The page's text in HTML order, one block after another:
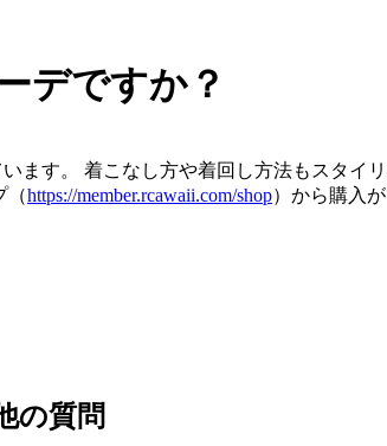
デですか？
ます。 着こなし方や着回し方法もスタ
（https://member.rcawaii.com/shop）から購入
の質問